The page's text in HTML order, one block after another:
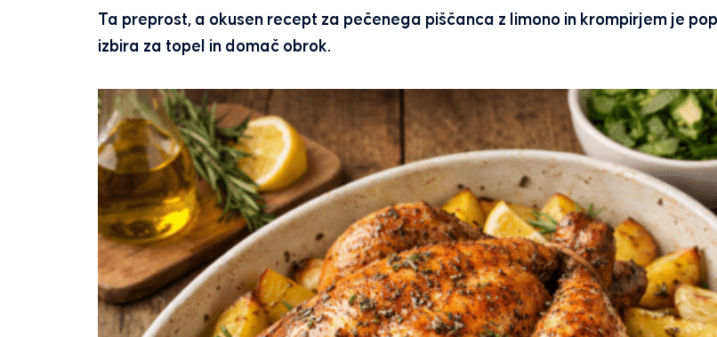
Ta preprost, a okusen recept za pečenega piščanca z limono in krompirjem je
izbira za topel in domač obrok.